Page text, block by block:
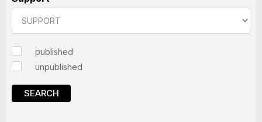
published
unpublished
SEARCH